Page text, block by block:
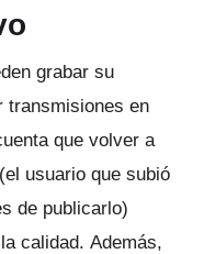
grabar su
transmisiones en
que volver a
usuario que subió
de publicarlo)
calidad. Además,